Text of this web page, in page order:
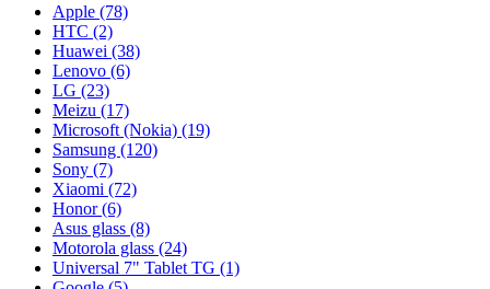
Apple (78)
HTC (2)
Huawei (38)
Lenovo (6)
LG (23)
Meizu (17)
Microsoft (Nokia) (19)
Samsung (120)
Sony (7)
Xiaomi (72)
Honor (6)
Asus glass (8)
Motorola glass (24)
Universal 7" Tablet TG (1)